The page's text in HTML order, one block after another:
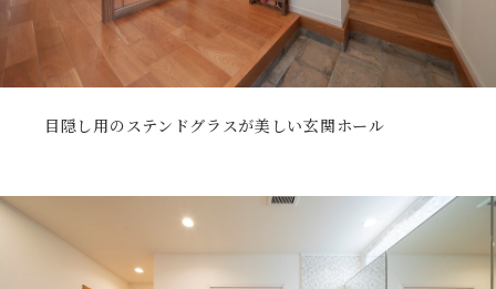
目隠し用のステンドグラスが美しい玄関ホール